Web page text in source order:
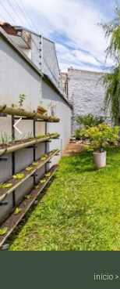
início>